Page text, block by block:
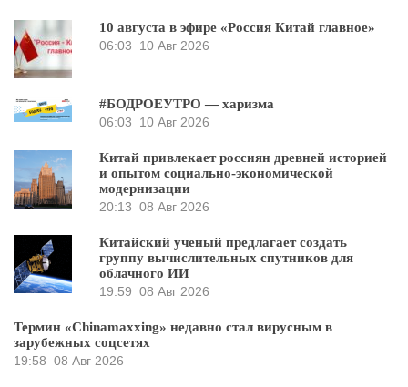
10 августа в эфире «Россия Китай главное»
06:03
10 Авг 2026
#БОДРОЕУТРО — харизма
06:03
10 Авг 2026
Китай привлекает россиян древней историей
и опытом социально-экономической
модернизации
20:13 08 Авг 2026
Китайский ученый предлагает создать
группу вычислительных спутников для
облачного ИИ
19:59 08 Авг 2026
Термин «Chinamaxxing» недавно стал вирусным в
зарубежных соцсетях
19:58 08 Авг 2026